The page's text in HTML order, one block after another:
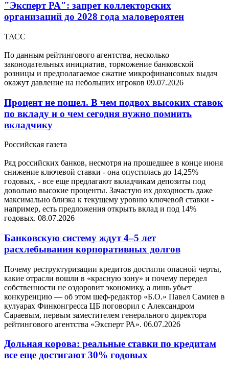
"Эксперт РА": запрет коллекторских
организаций до 2028 года маловероятен
ТАСС
По данным рейтингового агентства, несколько
законодательных инициатив, торможение банковской
розницы и предполагаемое сжатие микрофинансовых выдач
окажут давление на небольших игроков 09.07.2026
Процент не пошел. В чем подвох высоких ставок
по вкладу и о чем сегодня нужно помнить
вкладчику
Российская газета
Ряд российских банков, несмотря на прошедшее в конце июня
снижение ключевой ставки - она опустилась до 14,25%
годовых, - все еще предлагают вкладчикам депозиты под
довольно высокие проценты. Зачастую их доходность даже
максимально близка к текущему уровню ключевой ставки -
например, есть предложения открыть вклад и под 14%
годовых. 08.07.2026
Банковскую систему ждут 4–5 лет
расхлебывания корпоративных долгов
Почему реструктуризации кредитов достигли опасной черты,
какие отрасли вошли в «красную зону» и почему передел
собственности не оздоровит экономику, а лишь убьет
конкуренцию — об этом шеф-редактор «Б.О.» Павел Самиев в
кулуарах Финконгресса ЦБ поговорил с Александром
Сараевым, первым заместителем генерального директора
рейтингового агентства «Эксперт РА». 06.07.2026
Дольная корова: реальные ставки по кредитам
все еще достигают 30% годовых